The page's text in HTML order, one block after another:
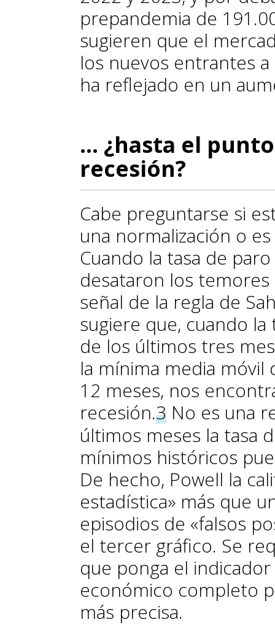
prepandemia de
sugieren que el
los nuevos entrantes
ha reflejado en un
... ¿hasta el
recesión?
Cabe preguntarse si
una normalización o
Cuando la tasa de
desataron los
señal de la regla de
sugiere que, cuando
de los últimos tres
la mínima media
12 meses, nos
recesión.3 No es una
últimos meses la tasa
mínimos históricos
De hecho, Powell la
estadística» más que
episodios de «falsos
el tercer gráfico. Se
que ponga el
económico completo
más precisa.